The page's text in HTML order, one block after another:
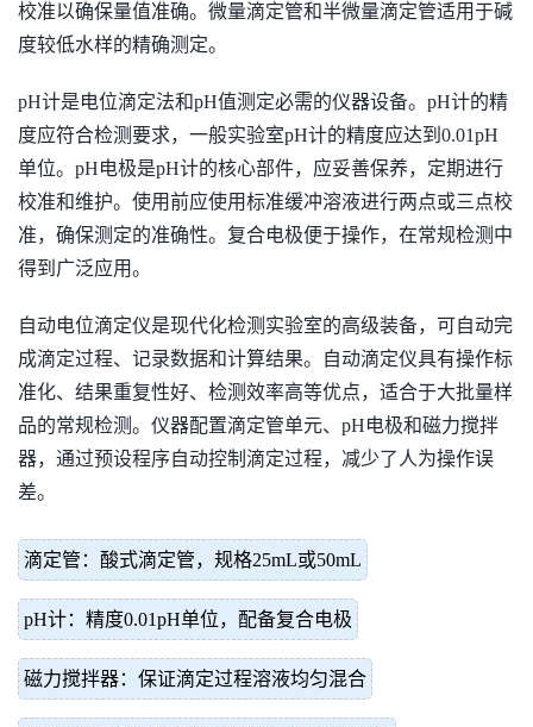
校准以确保量值准确。微量滴定管和半微量滴定管适用于碱
度较低水样的精确测定。
pH计是电位滴定法和pH值测定必需的仪器设备。pH计的精
度应符合检测要求，一般实验室pH计的精度应达到0.01pH
单位。pH电极是pH计的核心部件，应妥善保养，定期进行
校准和维护。使用前应使用标准缓冲溶液进行两点或三点校
准，确保测定的准确性。复合电极便于操作，在常规检测中
得到广泛应用。
自动电位滴定仪是现代化检测实验室的高级装备，可自动完
成滴定过程、记录数据和计算结果。自动滴定仪具有操作标
准化、结果重复性好、检测效率高等优点，适合于大批量样
品的常规检测。仪器配置滴定管单元、pH电极和磁力搅拌
器，通过预设程序自动控制滴定过程，减少了人为操作误
差。
滴定管：酸式滴定管，规格25mL或50mL
pH计：精度0.01pH单位，配备复合电极
磁力搅拌器：保证滴定过程溶液均匀混合